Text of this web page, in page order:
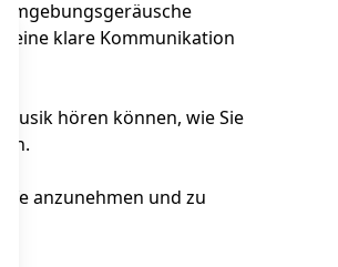
eine klare Kommunikation
hören können, wie Sie
anzunehmen und zu